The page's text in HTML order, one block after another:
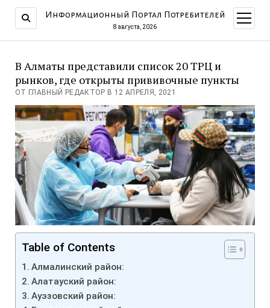
Информационный Портал Потребителей
8 августа, 2026
меню
В Алматы представили список 20 ТРЦ и
рынков, где открыты прививочные пункты
ОТ ГЛАВНЫЙ РЕДАКТОР В 12 АПРЕЛЯ, 2021
Table of Contents
Алмалинский район:
Алатауский район:
Ауэзовский район: